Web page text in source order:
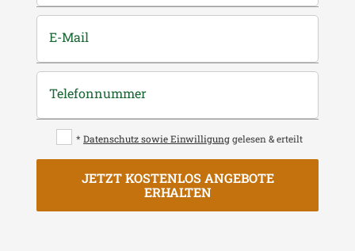
E-Mail
Telefonnummer
* Datenschutz sowie Einwilligung gelesen & erteilt
JETZT KOSTENLOS ANGEBOTE
ERHALTEN